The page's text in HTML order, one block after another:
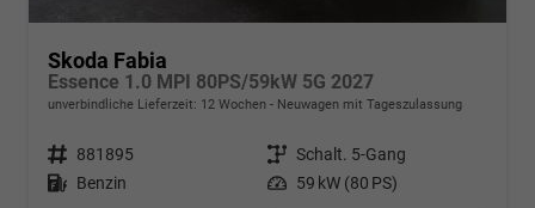
Skoda Fabia
Essence 1.0 MPI 80PS/59kW 5G 2027
unverbindliche Lieferzeit: 12 Wochen Neuwagen mit Tageszulassung
Fahrzeugnr. 881895 Getriebe Schalt. 5-Gang
Kraftstoff Benzin Leistung 59 kW (80 PS)